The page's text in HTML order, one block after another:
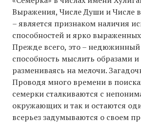
Выражения, Числе Души и Числе
– является признаком наличия
способностей и ярко
Прежде всего, это – недюжинный
способность мыслить образами
размениваясь на мелочи.
Проводя много времени в
семерки сталкиваются с
окружающих и так и остаются
всерьез задумываются о своем